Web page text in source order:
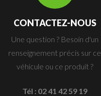
CONTACTEZ-NOUS
Une question ? Besoin d'un
renseignement précis sur ce
véhicule ou ce produit ?
Tél : 02 41 42 59 19